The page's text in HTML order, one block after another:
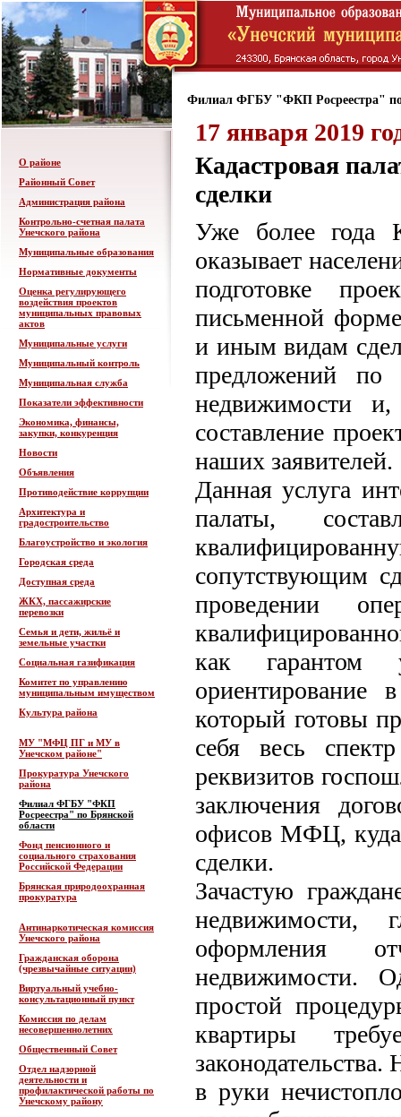
О районе
Районный Совет
Администрация района
Контрольно-счетная палата
Унечского района
Муниципальные образования
Нормативные документы
Оценка регулирующего
воздействия проектов
муниципальных правовых
актов
Муниципальные услуги
Муниципальный контроль
Муниципальная служба
Показатели эффективности
Экономика, финансы,
закупки, конкуренция
Новости
Объявления
Противодействие коррупции
Архитектура и
градостроительство
Благоустройство и экология
Городская среда
Доступная среда
ЖКХ, пассажирские
перевозки
Семья и дети, жильё и
земельные участки
Социальная газификация
Комитет по управлению
муниципальным имуществом
Культура района
МУ "МФЦ ПГ и МУ в
Унечском районе"
Прокуратура Унечского
района
Филиал ФГБУ "ФКП
Росреестра" по Брянской
области
Фонд пенсионного и
социального страхования
Российской Федерации
Брянская природоохранная
прокуратура
Антинаркотическая комиссия
Унечского района
Гражданская оборона
(чрезвычайные ситуации)
Виртуальный учебно-
консультационный пункт
Комиссия по делам
несовершеннолетних
Общественный Совет
Отдел надзорной
деятельности и
профилактической работы по
Унечскому району
Филиал ФГБУ "ФКП Росреестра" по
17 января 2019
Кадастровая
сделки
Уже более года
оказывает
подготовке
письменной
и иным видам
предложений по
недвижимости
составление
наших заявителей.
Данная услуга
палаты,
сопутствующим
проведении
как гарантом
ориентирование
который готовы
себя весь
реквизитов
заключения
офисов МФЦ, куда
сделки.
Зачастую
недвижимости,
оформления
недвижимости.
простой
квартиры
в руки